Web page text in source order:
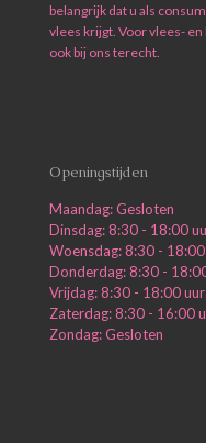
belangrijk dat u als
vlees krijgt. Voor vlees-
ook bij ons terecht.
Openingstijden
Maandag: Gesloten
Dinsdag: 8:30 - 18:00
Woensdag: 8:30 -
Donderdag: 8:30 -
Vrijdag: 8:30 - 18:00 uur
Zaterdag: 8:30 - 16:00
Zondag: Gesloten